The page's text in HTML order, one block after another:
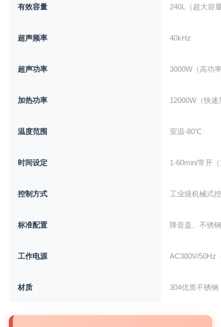
有效容量 240L（超大容
超声频率 40kHz
超声功率 3000W（高功
加热功率 12000W（快速
温度范围 室温-80℃
时间设定 1-60min/常开
控制方式 工业级机械式
标准配置 降音盖、不锈
工作电源 AC380V/50Hz
材质 304优质不锈钢